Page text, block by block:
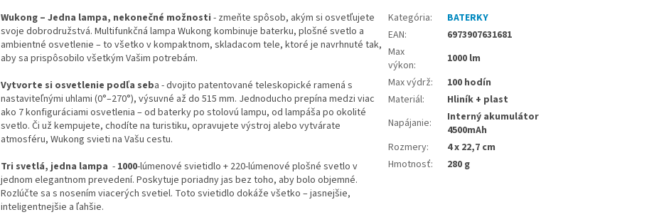
Wukong – Jedna lampa, nekonečné možnosti - zmeňte spôsob, akým si osvetľujete
svoje dobrodružstvá. Multifunkčná lampa Wukong kombinuje baterku, plošné svetlo a
ambientné osvetlenie – to všetko v kompaktnom, skladacom tele, ktoré je navrhnuté tak,
aby sa prispôsobilo všetkým Vašim potrebám.
Vytvorte si osvetlenie podľa seba - dvojito patentované teleskopické ramená s
nastaviteľnými uhlami (0°–270°), výsuvné až do 515 mm. Jednoducho prepína medzi viac
ako 7 konfiguráciami osvetlenia – od baterky po stolovú lampu, od lampáša po okolité
svetlo. Či už kempujete, chodíte na turistiku, opravujete výstroj alebo vytvárate
atmosféru, Wukong svieti na Vašu cestu.
Tri svetlá, jedna lampa - 1000-lúmenové svietidlo + 220-lúmenové plošné svetlo v
jednom elegantnom prevedení. Poskytuje poriadny jas bez toho, aby bolo objemné.
Rozlúčte sa s nosením viacerých svetiel. Toto svietidlo dokáže všetko – jasnejšie,
inteligentnejšie a ľahšie.
Kategória:
BATERKY
EAN:
6973907631681
Max
výkon:
1000 lm
Max výdrž:
100 hodín
Materiál:
Hliník + plast
Napájanie:
Interný akumulátor
4500mAh
Rozmery:
4 x 22,7 cm
Hmotnosť: 280 g